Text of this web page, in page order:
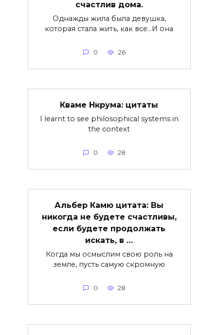
счастлив дома.
Однажды жила была девушка,
которая стала жить, как все…И она
0 26
Кваме Нкрума: цитаты
I learnt to see philosophical systems in
the context
0 28
Альбер Камю цитата: Вы
никогда не будете счастливы,
если будете продолжать
искать, в …
Когда мы осмыслим свою роль на
земле, пусть самую скромную
0 28